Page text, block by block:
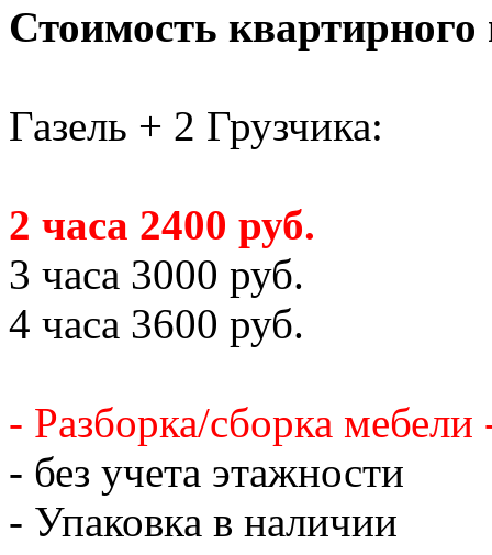
Стоимость квартирного
Газель + 2 Грузчика:
2 часа 2400 руб.
3 часа 3000 руб.
4 часа 3600 руб.
- Разборка/сборка мебели
- без учета этажности
- Упаковка в наличии